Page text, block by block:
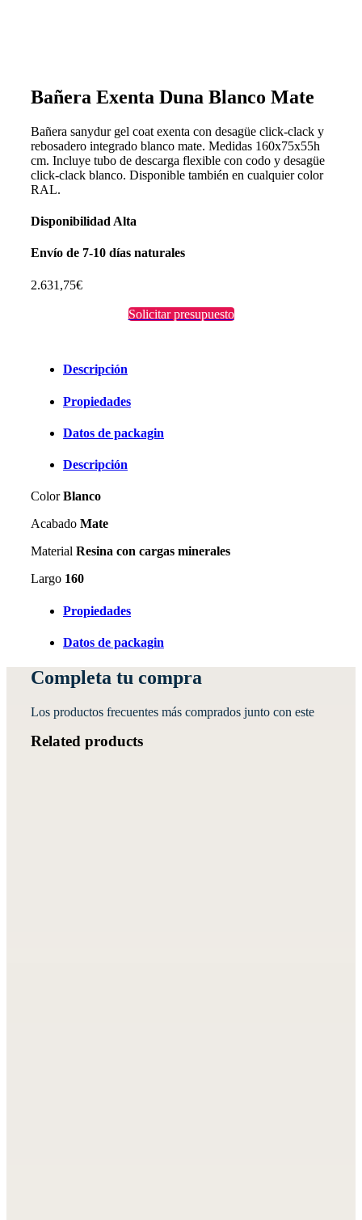
Bañera Exenta Duna Blanco Mate
Bañera sanydur gel coat exenta con desagüe click-clack y
rebosadero integrado blanco mate. Medidas 160x75x55h
cm. Incluye tubo de descarga flexible con codo y desagüe
click-clack blanco. Disponible también en cualquier color
RAL.
Disponibilidad Alta
Envío de 7-10 días naturales
2.631,75€
Solicitar presupuesto
Descripción
Propiedades
Datos de packagin
Descripción
ColorBlanco
Acabado Mate
Material Resina con cargas minerales
Largo 160
Propiedades
Datos de packagin
Completa tu compra
Los productos frecuentes más comprados junto con este
Related products